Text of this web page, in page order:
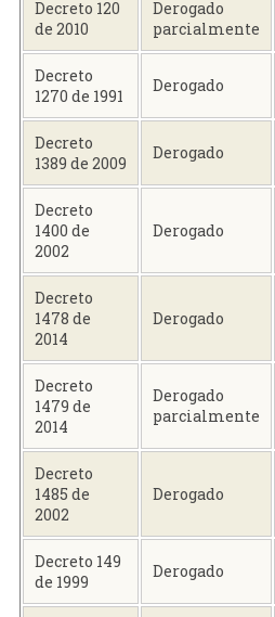
Decreto 120
de 2010
Derogado
parcialmente
Decreto
1270 de 1991
Derogado
Decreto
1389 de 2009
Derogado
Decreto
1400 de
2002
Derogado
Decreto
1478 de
2014
Derogado
Decreto
1479 de
2014
Derogado
parcialmente
Decreto
1485 de
2002
Derogado
Decreto 149
de 1999
Derogado